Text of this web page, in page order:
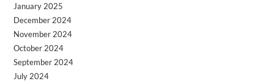
January 2025
December 2024
November 2024
October 2024
September 2024
July 2024